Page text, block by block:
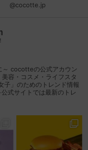
@cocotte.jp
cocotteの公式アカウン
容・コスメ・ライフスタ
子」のためのトレンド情報
式サイトでは最新のトレ